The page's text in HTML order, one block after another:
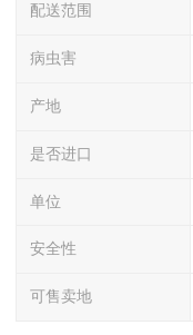
配送范围
病虫害
产地
是否进口
单位
安全性
可售卖地